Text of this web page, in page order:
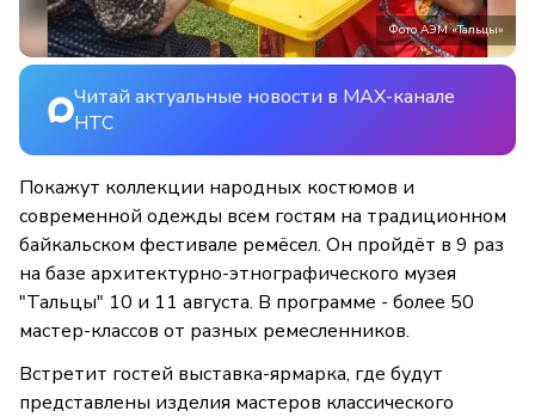
Фото АЭМ «Тальцы»
Читай актуальные новости в MAX-канале
НТС
Покажут коллекции народных костюмов и
современной одежды всем гостям на традиционном
байкальском фестивале ремёсел. Он пройдёт в 9 раз
на базе архитектурно-этнографического музея
"Тальцы" 10 и 11 августа. В программе - более 50
мастер-классов от разных ремесленников.
Встретит гостей выставка-ярмарка, где будут
представлены изделия мастеров классического